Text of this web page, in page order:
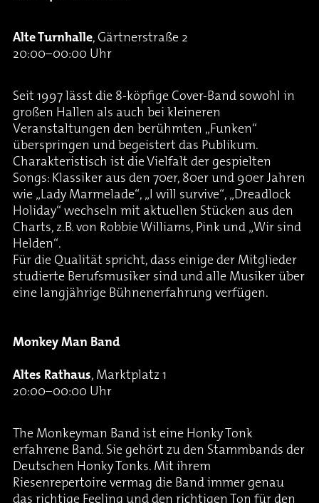
Alte Turnhalle, Gärtnerstraße 2
20:00–00:00 Uhr
Seit 1997 lässt die 8-köpfige Cover-Band sowohl in
großen Hallen als auch bei kleineren
Veranstaltungen den berühmten „Funken“
überspringen und begeistert das Publikum.
Charakteristisch ist die Vielfalt der gespielten
Songs: Klassiker aus den 70er, 80er und 90er Jahren
wie „Lady Marmelade“, „I will survive“, „Dreadlock
Holiday“ wechseln mit aktuellen Stücken aus den
Charts, z.B. von Robbie Williams, Pink und „Wir sind
Helden“.
Für die Qualität spricht, dass einige der Mitglieder
studierte Berufsmusiker sind und alle Musiker über
eine langjährige Bühnenerfahrung verfügen.
Monkey Man Band
Altes Rathaus, Marktplatz 1
20:00–00:00 Uhr
The Monkeyman Band ist eine Honky Tonk
erfahrene Band. Sie gehört zu den Stammbands der
Deutschen Honky Tonks. Mit ihrem
Riesenrepertoire vermag die Band immer genau
das richtige Feeling und den richtigen Ton für den